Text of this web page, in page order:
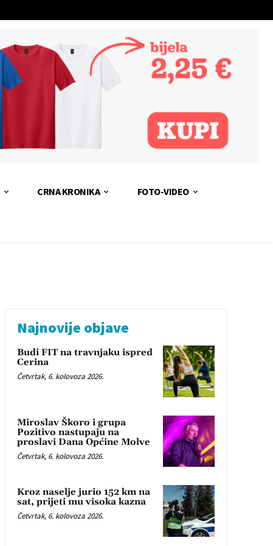
CRNA KRONIKA FOTO-VIDEO
Najnovije objave
Budi FIT na travnjaku ispred
Cerina
Četvrtak, 6. kolovoza 2026.
Miroslav Škoro i grupa
Pozitivo nastupaju na
proslavi Dana Općine Molve
Četvrtak, 6. kolovoza 2026.
Kroz naselje jurio 152 km na
sat, prijeti mu visoka kazna
Četvrtak, 6. kolovoza 2026.